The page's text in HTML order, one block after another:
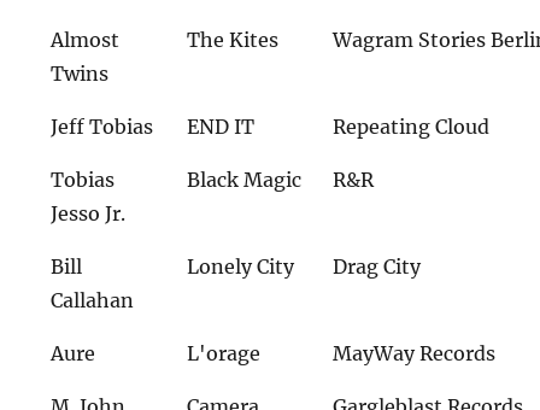
Almost
Twins
The Kites Wagram Stories
Jeff Tobias END IT Repeating Cloud
Tobias
Jesso Jr.
Black Magic R&R
Bill
Callahan
Lonely City Drag City
Aure L'orage MayWay Records